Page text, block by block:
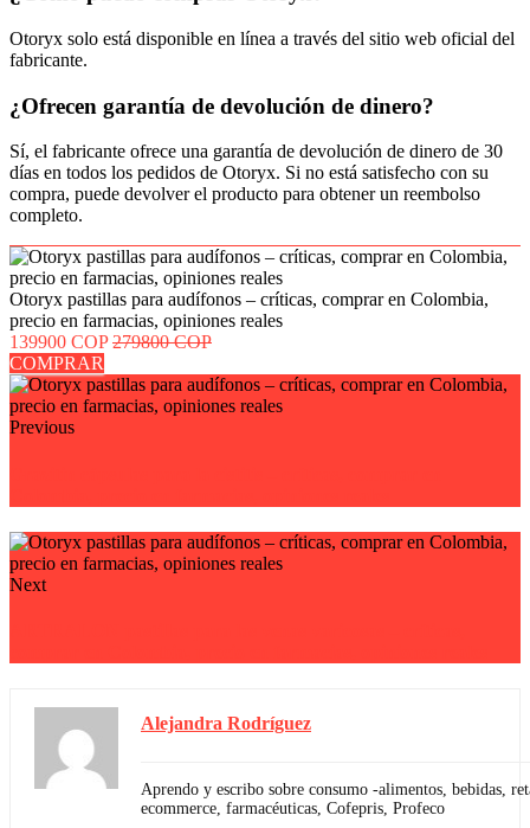
Otoryx solo está disponible en línea a través del sitio web oficial del
fabricante.
¿Ofrecen garantía de devolución de dinero?
Sí, el fabricante ofrece una garantía de devolución de dinero de 30
días en todos los pedidos de Otoryx. Si no está satisfecho con su
compra, puede devolver el producto para obtener un reembolso
completo.
Otoryx pastillas para audífonos – críticas, comprar en Colombia,
precio en farmacias, opiniones reales
139900 COP279800 COP
COMPRAR
Previous
Next
Alejandra Rodríguez
Aprendo y escribo sobre consumo -alimentos, bebidas,
ecommerce, farmacéuticas, Cofepris, Profeco